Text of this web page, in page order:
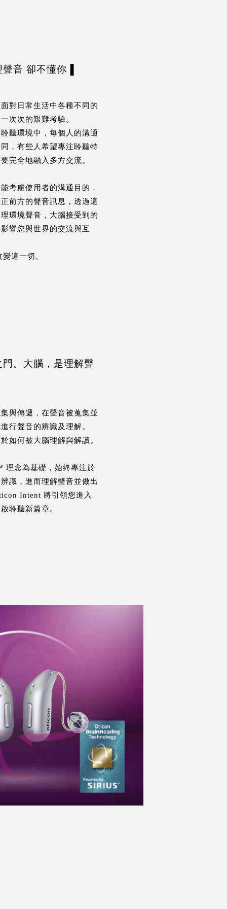
音 卻不懂你▐
對日常生活中各種不同的
次次的艱難考驗。
聽環境中，每個人的溝通
，有些人希望專注聆聽特
完全地融入多方交流。
考慮使用者的溝通目的，
前方的聲音訊息，透過這
環境聲音，大腦接受到的
響您與世界的交流與互
這一切。
。大腦，是理解聲
與傳遞，在聲音被蒐集並
行聲音的辨識及理解。
如何被大腦理解與解讀。
念為基礎，始終專注於
識，進而理解聲音並做出
Intent 將引領您進入
聆聽新篇章。